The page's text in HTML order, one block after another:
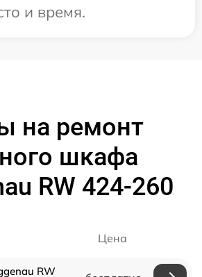
и время.
на ремонт
шкафа
RW 424-260
Цена
RW